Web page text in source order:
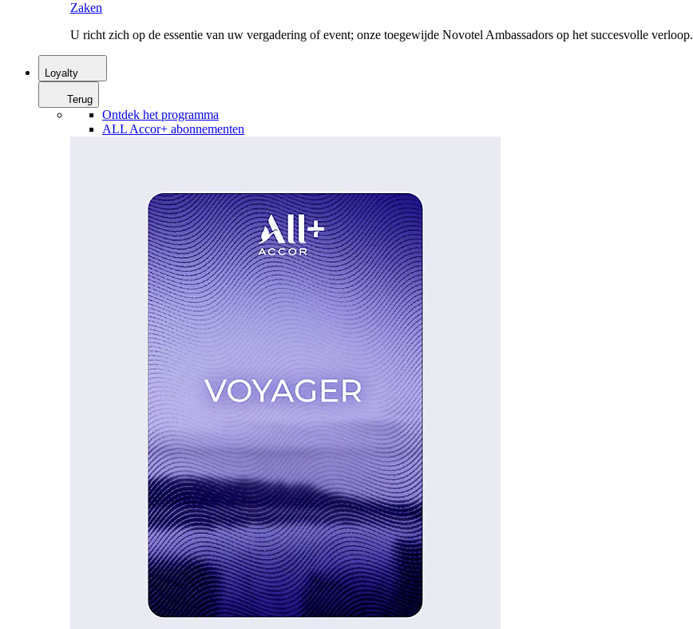
Zaken
U richt zich op de essentie van uw vergadering of event; onze toegewijde Novotel Ambassadors op het succesvolle verloop.
Loyalty
Terug
Ontdek het programma
ALL Accor+ abonnementen